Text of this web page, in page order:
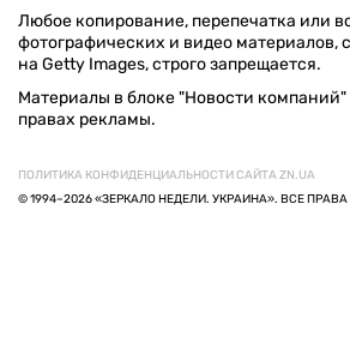
Любое копирование, перепечатка или
фотографических и видео материалов,
на Getty Images, строго запрещается.
Материалы в блоке "Новости
правах рекламы.
ПОЛИТИКА КОНФИДЕНЦИАЛЬНОСТИ САЙТА ZN.UA
© 1994–2026 «ЗЕРКАЛО НЕДЕЛИ. УКРАИНА». ВСЕ